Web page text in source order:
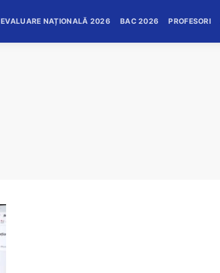
EVALUARE NAȚIONALĂ 2026 BAC 2026 PROFESORI